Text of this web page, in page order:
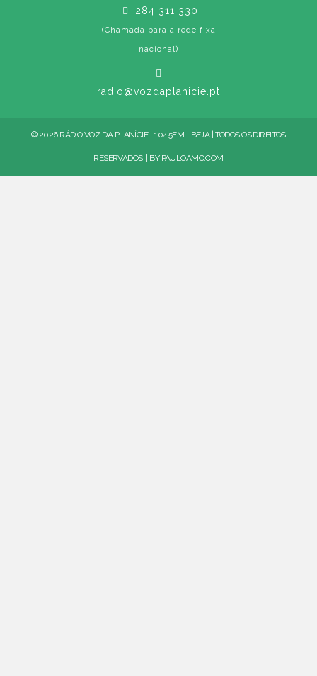
284 311 330
(Chamada para a rede fixa
nacional)
radio@vozdaplanicie.pt
© 2026 RÁDIO VOZ DA PLANÍCIE - 104.5FM - BEJA | TODOS OS DIREITOS
RESERVADOS. | BY PAULOAMC.COM